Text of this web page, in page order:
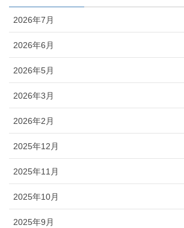
2026年7月
2026年6月
2026年5月
2026年3月
2026年2月
2025年12月
2025年11月
2025年10月
2025年9月